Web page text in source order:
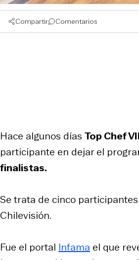
Compartir Comentarios
Hace algunos días Top Chef
participante en dejar el
finalistas.
Se trata de cinco
Chilevisión.
Fue el portal Infama el que